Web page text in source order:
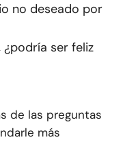
no deseado por
¿podría ser feliz
de las preguntas
más